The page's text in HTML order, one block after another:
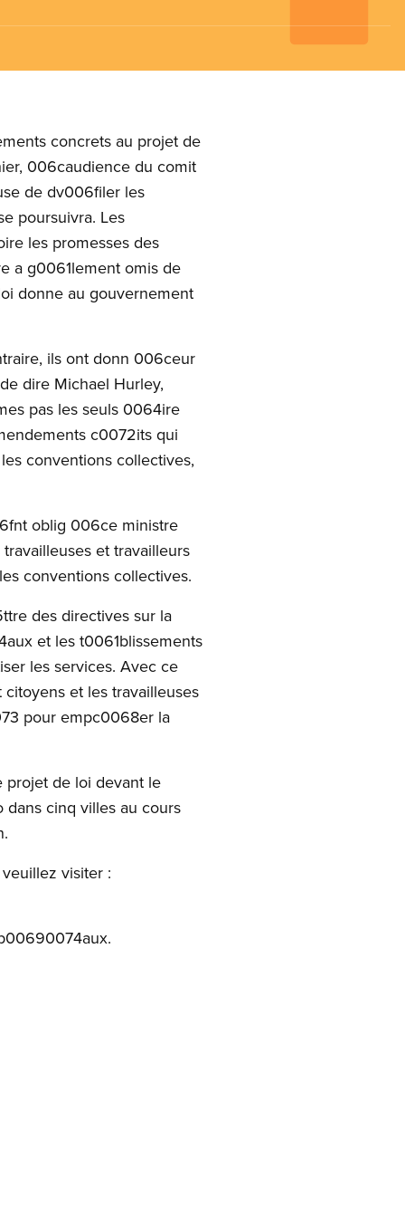
concrets au projet de
006caudience du comit
de dv006filer les
poursuivra. Les
les promesses des
a g0061lement omis de
donne au gouvernement
ils ont donn 006ceur
dire Michael Hurley,
pas les seuls 0064ire
c0072its qui
conventions collectives,
oblig 006ce ministre
et travailleurs
conventions collectives.
des directives sur la
et les t0061blissements
les services. Avec ce
et les travailleuses
pour empc0068er la
de loi devant le
cinq villes au cours
visiter :